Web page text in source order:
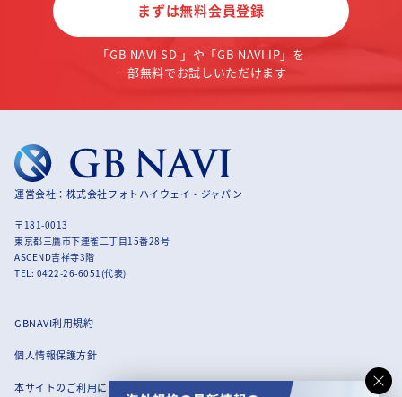
まずは無料会員登録
「GB NAVI SD 」や「GB NAVI IP」を
一部無料でお試しいただけます
運営会社：株式会社フォトハイウェイ・ジャパン
〒181-0013
東京都三鷹市下連雀二丁目15番28号
ASCEND吉祥寺3階
TEL: 0422-26-6051(代表)
GBNAVI利用規約
個人情報保護方針
本サイトのご利用にあたって